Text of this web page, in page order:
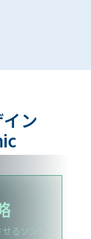
ン
るソン·